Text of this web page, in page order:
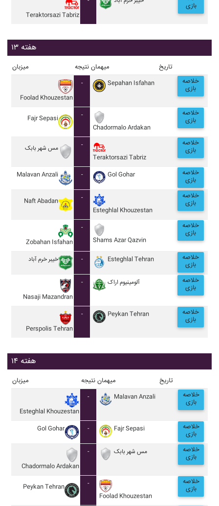
Teraktorsazi Tabriz
بازی
هفته ۱۳
میزبان نتیجه میهمان تاریخ
Foolad Khouzestan
- Sepahan Isfahan خلاصه
بازی
Fajr Sepasi
-
Chadormalo Ardakan
خلاصه
بازی
مس شهر بابک
-
Teraktorsazi Tabriz
خلاصه
بازی
Malavan Anzali - Gol Gohar خلاصه
بازی
Naft Abadan
-
Esteghlal Khouzestan
خلاصه
بازی
Zobahan Isfahan
-
Shams Azar Qazvin
خلاصه
بازی
خيبر خرم آباد - Esteghlal Tehran خلاصه
بازی
Nasaji Mazandran
- آلومينيوم اراک خلاصه
بازی
Perspolis Tehran
- Peykan Tehran خلاصه
بازی
هفته ۱۴
میزبان نتیجه میهمان تاریخ
Esteghlal Khouzestan
- Malavan Anzali خلاصه
بازی
Gol Gohar - Fajr Sepasi خلاصه
بازی
Chadormalo Ardakan
- مس شهر بابک خلاصه
بازی
Peykan Tehran
-
Foolad Khouzestan
خلاصه
بازی